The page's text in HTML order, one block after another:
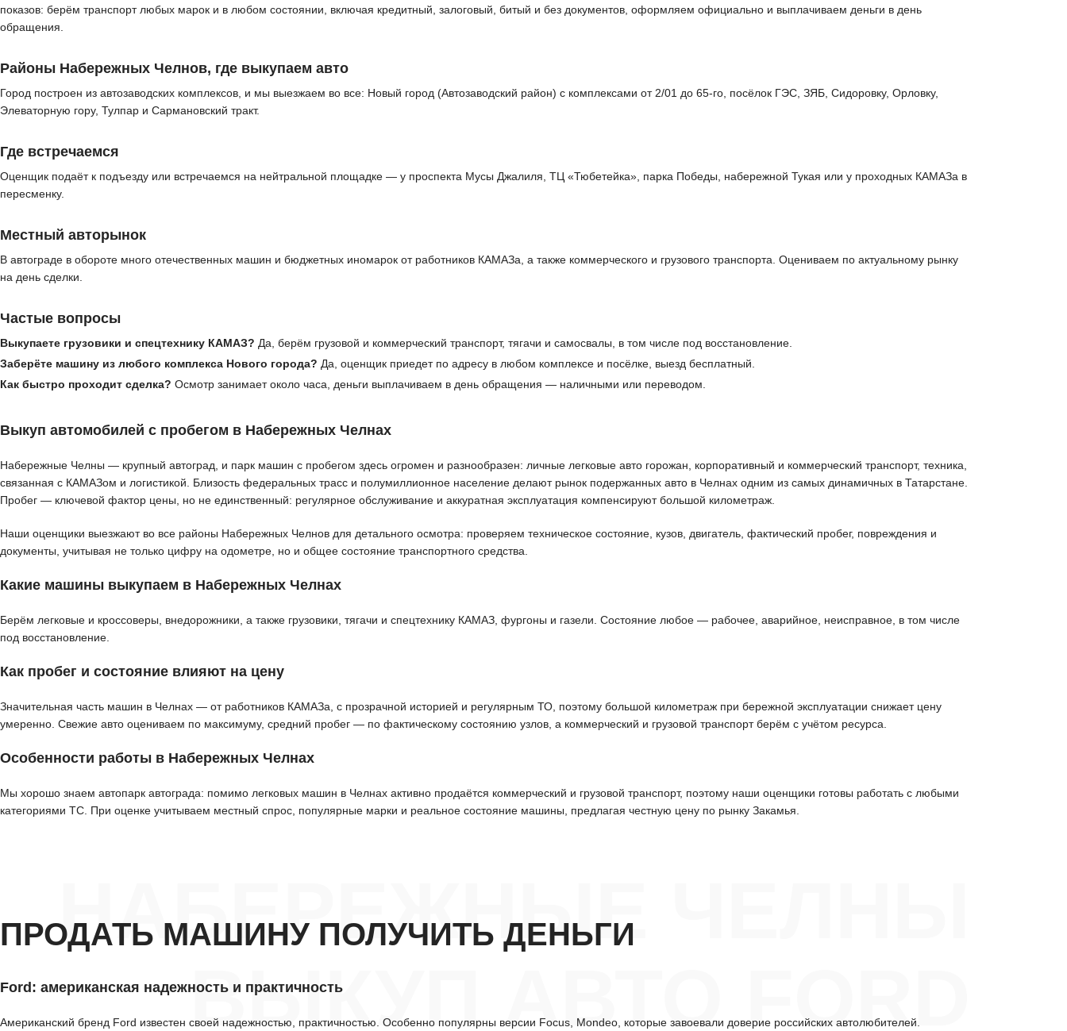
показов: берём транспорт любых марок и в любом состоянии, включая кредитный, залоговый, битый и без документов, оформляем официально и выплачиваем деньги в день
обращения.
Районы Набережных Челнов, где выкупаем авто
Город построен из автозаводских комплексов, и мы выезжаем во все: Новый город (Автозаводский район) с комплексами от 2/01 до 65-го, посёлок ГЭС, ЗЯБ, Сидоровку, Орловку,
Элеваторную гору, Тулпар и Сармановский тракт.
Где встречаемся
Оценщик подаёт к подъезду или встречаемся на нейтральной площадке — у проспекта Мусы Джалиля, ТЦ «Тюбетейка», парка Победы, набережной Тукая или у проходных КАМАЗа в
пересменку.
Местный авторынок
В автограде в обороте много отечественных машин и бюджетных иномарок от работников КАМАЗа, а также коммерческого и грузового транспорта. Оцениваем по актуальному рынку
на день сделки.
Частые вопросы
Выкупаете грузовики и спецтехнику КАМАЗ? Да, берём грузовой и коммерческий транспорт, тягачи и самосвалы, в том числе под восстановление.
Заберёте машину из любого комплекса Нового города? Да, оценщик приедет по адресу в любом комплексе и посёлке, выезд бесплатный.
Как быстро проходит сделка? Осмотр занимает около часа, деньги выплачиваем в день обращения — наличными или переводом.
Выкуп автомобилей с пробегом в Набережных Челнах
Набережные Челны — крупный автоград, и парк машин с пробегом здесь огромен и разнообразен: личные легковые авто горожан, корпоративный и коммерческий транспорт, техника,
связанная с КАМАЗом и логистикой. Близость федеральных трасс и полумиллионное население делают рынок подержанных авто в Челнах одним из самых динамичных в Татарстане.
Пробег — ключевой фактор цены, но не единственный: регулярное обслуживание и аккуратная эксплуатация компенсируют большой километраж.
Наши оценщики выезжают во все районы Набережных Челнов для детального осмотра: проверяем техническое состояние, кузов, двигатель, фактический пробег, повреждения и
документы, учитывая не только цифру на одометре, но и общее состояние транспортного средства.
Какие машины выкупаем в Набережных Челнах
Берём легковые и кроссоверы, внедорожники, а также грузовики, тягачи и спецтехнику КАМАЗ, фургоны и газели. Состояние любое — рабочее, аварийное, неисправное, в том числе
под восстановление.
Как пробег и состояние влияют на цену
Значительная часть машин в Челнах — от работников КАМАЗа, с прозрачной историей и регулярным ТО, поэтому большой километраж при бережной эксплуатации снижает цену
умеренно. Свежие авто оцениваем по максимуму, средний пробег — по фактическому состоянию узлов, а коммерческий и грузовой транспорт берём с учётом ресурса.
Особенности работы в Набережных Челнах
Мы хорошо знаем автопарк автограда: помимо легковых машин в Челнах активно продаётся коммерческий и грузовой транспорт, поэтому наши оценщики готовы работать с любыми
категориями ТС. При оценке учитываем местный спрос, популярные марки и реальное состояние машины, предлагая честную цену по рынку Закамья.
НАБЕРЕЖНЫЕ ЧЕЛНЫ
ВЫКУП АВТО FORD
ПРОДАТЬ МАШИНУ ПОЛУЧИТЬ ДЕНЬГИ
Ford: американская надежность и практичность
Американский бренд Ford известен своей надежностью, практичностью. Особенно популярны версии Focus, Mondeo, которые завоевали доверие российских автолюбителей.